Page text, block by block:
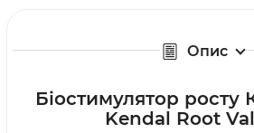
Опис
Біостимулятор росту
Kendal Root